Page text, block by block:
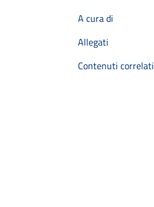
A cura di
Allegati
Contenuti correlati